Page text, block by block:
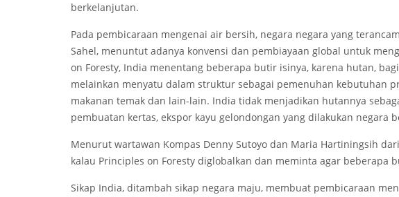
berkelanjutan.
Pada pembicaraan mengenai air bersih, negara negara yang
Sahel, menuntut adanya konvensi dan pembiayaan global untuk
on Foresty, India menentang beberapa butir isinya, karena hutan,
melainkan menyatu dalam struktur sebagai pemenuhan kebutuhan
makanan temak dan lain-lain. India tidak menjadikan hutannya
pembuatan kertas, ekspor kayu gelondongan yang dilakukan negara
Menurut wartawan Kompas Denny Sutoyo dan Maria Hartiningsih
kalau Principles on Foresty diglobalkan dan meminta agar beberapa
Sikap India, ditambah sikap negara maju, membuat pembicaraan